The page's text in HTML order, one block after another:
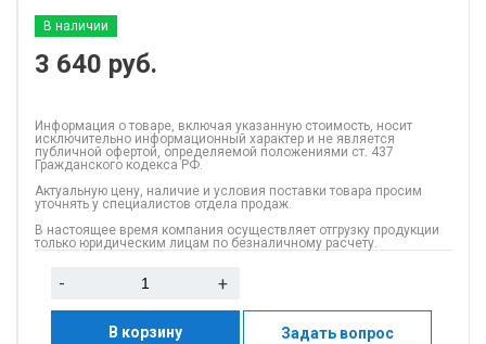
В наличии
3 640 руб.
Информация о товаре, включая указанную стоимость, носит
исключительно информационный характер и не является
публичной офертой, определяемой положениями ст. 437
Гражданского кодекса РФ.
Актуальную цену, наличие и условия поставки товара просим
уточнять у специалистов отдела продаж.
В настоящее время компания осуществляет отгрузку продукции
только юридическим лицам по безналичному расчету.
- +
В корзину Задать вопрос